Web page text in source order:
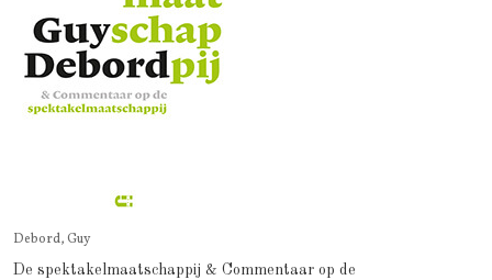
Debord, Guy
De spektakelmaatschappij & Commentaar op de